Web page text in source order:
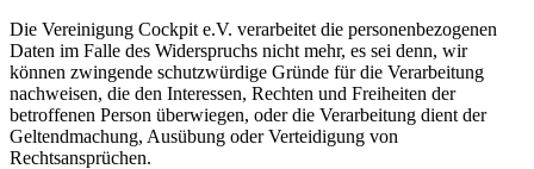
Die Vereinigung Cockpit e.V. verarbeitet die personenbezogenen
Daten im Falle des Widerspruchs nicht mehr, es sei denn, wir
können zwingende schutzwürdige Gründe für die Verarbeitung
nachweisen, die den Interessen, Rechten und Freiheiten der
betroffenen Person überwiegen, oder die Verarbeitung dient der
Geltendmachung, Ausübung oder Verteidigung von
Rechtsansprüchen.